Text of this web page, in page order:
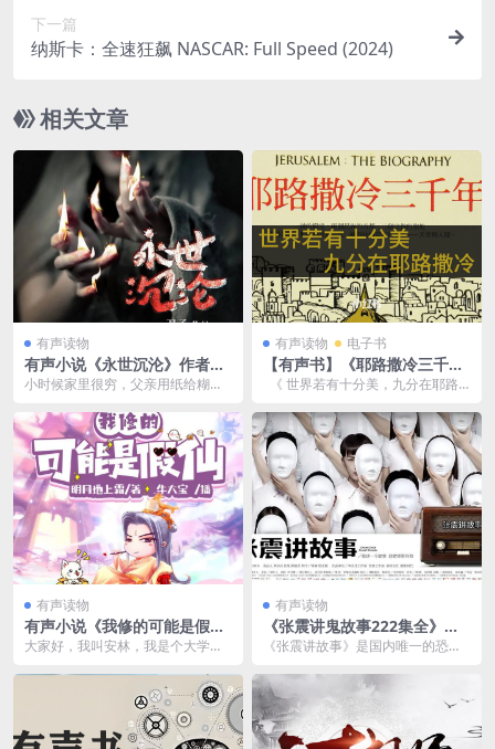
下一篇
纳斯卡：全速狂飙 NASCAR: Full Speed (2024)
相关文章
有声读物
有声小说《永世沉沦》作者：
刀子 主播：章鱼 286集完结百
小时候家里很穷，父亲用纸给糊了
带着血……从那以后我...
有声读物 电子书
【有声书】《耶路撒冷三千
年》世界若有十分美，九分在
族漫长历史。这不仅是一座城
市的历史，更是整个世界的缩
影
《 世界若有十分美，九分在耶路
史。这...
有声读物
有声小说《我修的可能是假
仙》作者：明月地上霜 主播：
大家好，我叫安林，我是个大学
大学生活，不知怎么着背...
有声读物
《张震讲鬼故事222集全》有
声类张震讲鬼故事夸克网盘下
《张震讲故事》是国内唯一的恐怖
音到后期合成都由张震...